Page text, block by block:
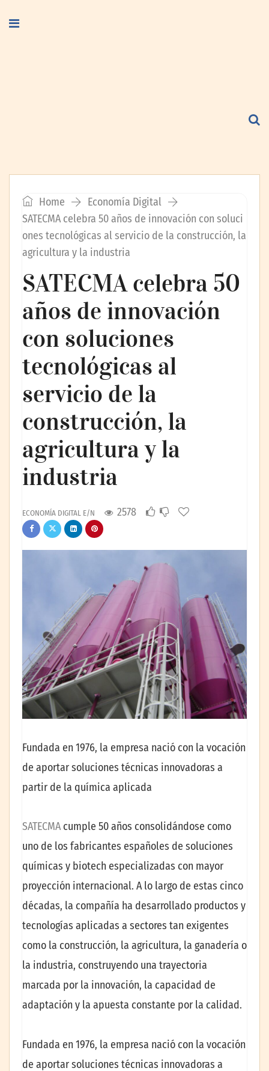
Home
Economía Digital
SATECMA celebra 50 años de innovación con soluci
ones tecnológicas al servicio de la construcción, la
agricultura y la industria
SATECMA celebra 50
años de innovación
con soluciones
tecnológicas al
servicio de la
construcción, la
agricultura y la
industria
ECONOMÍA DIGITAL E/N 2578
Fundada en 1976, la empresa nació con la vocación
de aportar soluciones técnicas innovadoras a
partir de la química aplicada
SATECMAcumple 50 años consolidándose como
uno de los fabricantes españoles de soluciones
químicas y biotech especializadas con mayor
proyección internacional. A lo largo de estas cinco
décadas, la compañía ha desarrollado productos y
tecnologías aplicadas a sectores tan exigentes
como la construcción, la agricultura, la ganadería o
la industria, construyendo una trayectoria
marcada por la innovación, la capacidad de
adaptación y la apuesta constante por la calidad.
Fundada en 1976, la empresa nació con la vocación
de aportar soluciones técnicas innovadoras a